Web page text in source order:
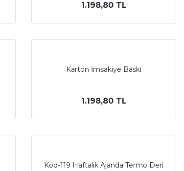
1.198,80 TL
Karton İmsakiye Baskı
1.198,80 TL
Kod-119 Haftalık Ajanda Termo Deri